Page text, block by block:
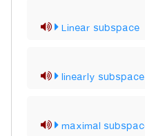
Linear subspace
linearly subspace
maximal